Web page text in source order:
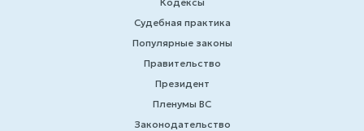
Судебная практика
Популярные законы
Правительство
Президент
Пленумы ВС
Законодательство